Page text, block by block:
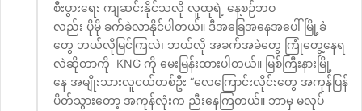
စီးပွားရေး ကျဆင်းနိုင်သလို လူထုရဲ့ နေ့စဉ်ဘဝ
လည်း ပိုမို ခက်ခဲလာနိုင်ပါတယ်။ ဒီအခြေအနေအပေါ် မြို့ခံ
တွေ ဘယ်လိုမြင်ကြလဲ၊ ဘယ်လို အခက်အခဲတွေ ကြုံတွေ့နေရ
လဲဆိုတာကို KNG ကို မေးမြန်းထားပါတယ်။ မြစ်ကြီးနားမြို့
နေ အမျိုးသားလူငယ်တစ်ဦး “လေကြောင်းလိုင်းတွေ အကုန်ပြန်
ပိတ်သွားတော့ အကုန်လုံးက ညီးနေကြတယ်။ ဘာမှ မလုပ်